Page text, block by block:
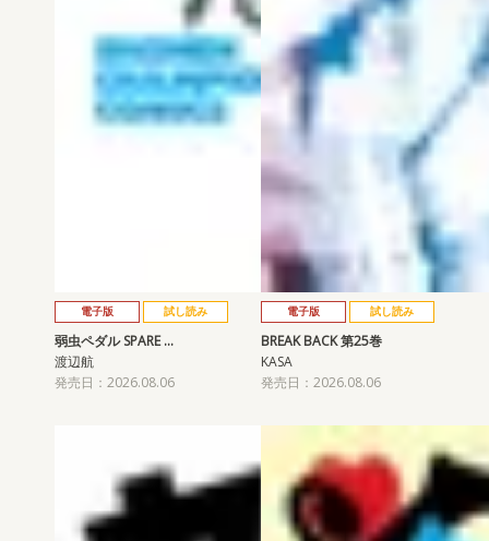
電子版 試し読み
弱虫ペダル SPARE …
渡辺航
発売日：2026.08.06
電子版 試し読み
BREAK BACK 第25巻
KASA
発売日：2026.08.06